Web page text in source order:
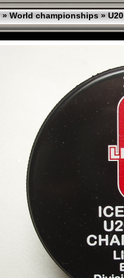
» World championships » U20